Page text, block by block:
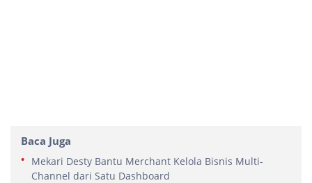
Baca Juga
Mekari Desty Bantu Merchant Kelola Bisnis Multi-
Channel dari Satu Dashboard